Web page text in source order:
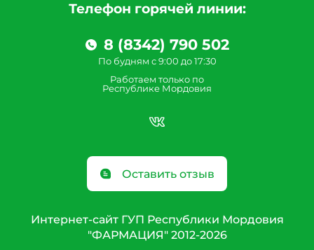
Телефон горячей линии:
8 (8342) 790 502
По будням с 9:00 до 17:30
Работаем только по
Республике Мордовия
Оставить отзыв
Интернет-сайт ГУП Республики Мордовия
"ФАРМАЦИЯ" 2012-2026